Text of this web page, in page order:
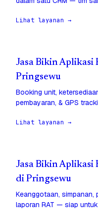
Lihat layanan →
Jasa Bikin Aplikasi
Pringsewu
Booking unit,
pembayaran, & GPS
Lihat layanan →
Jasa Bikin Aplikasi
di Pringsewu
Keanggotaan, simpanan,
laporan RAT — siap